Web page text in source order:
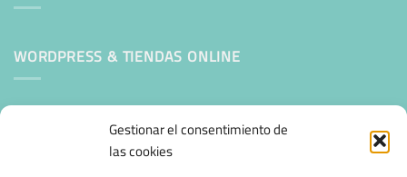
Gestionar el consentimiento de
las cookies
WORDPRESS & TIENDAS ONLINE
Mantenimiento Web WordPress
SEGURIDAD E INFRAESTRUCTURA & CLOUD